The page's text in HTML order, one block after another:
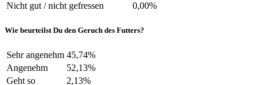
Nicht gut / nicht gefressen
0,00%
Wie beurteilst Du den Geruch des Futters?
Sehr angenehm 45,74%
Angenehm
52,13%
Geht so
2,13%